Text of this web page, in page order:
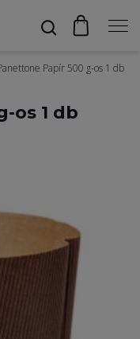
Papír 500 g-os 1 db
os 1 db